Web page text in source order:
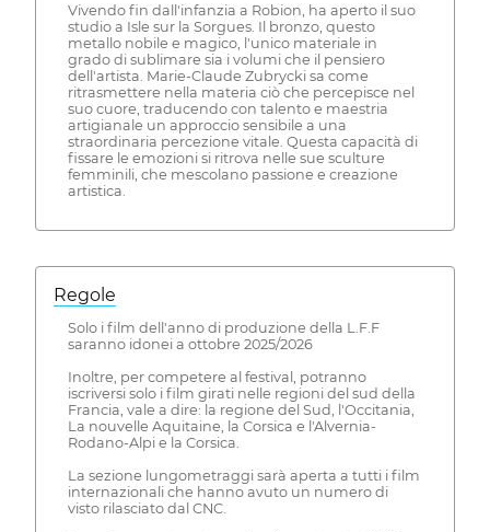
Vivendo fin dall'infanzia a Robion, ha aperto il suo
studio a Isle sur la Sorgues. Il bronzo, questo
metallo nobile e magico, l'unico materiale in
grado di sublimare sia i volumi che il pensiero
dell'artista. Marie-Claude Zubrycki sa come
ritrasmettere nella materia ciò che percepisce nel
suo cuore, traducendo con talento e maestria
artigianale un approccio sensibile a una
straordinaria percezione vitale. Questa capacità di
fissare le emozioni si ritrova nelle sue sculture
femminili, che mescolano passione e creazione
artistica.
Regole
Solo i film dell'anno di produzione della L.F.F
saranno idonei a ottobre 2025/2026
Inoltre, per competere al festival, potranno
iscriversi solo i film girati nelle regioni del sud della
Francia, vale a dire: la regione del Sud, l'Occitania,
La nouvelle Aquitaine, la Corsica e l'Alvernia-
Rodano-Alpi e la Corsica.
La sezione lungometraggi sarà aperta a tutti i film
internazionali che hanno avuto un numero di
visto rilasciato dal CNC.